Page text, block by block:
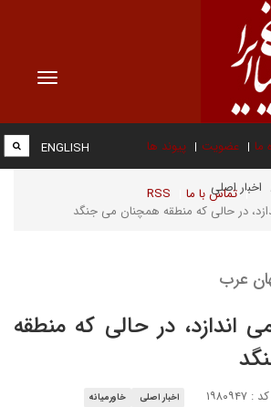
Toggle
ما عضویت پیوند ها
تماس با ما RSS
ENGLISH
اخبار اصلی
در حالی که منطقه همچنان می جنگد
عرب
در حالی که منطقه
کد : ۱۹۸۰۹۴۷ اخبار اصلی خاورمیانه